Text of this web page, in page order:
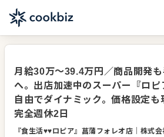
月給30万〜39.4万円／商品開発
へ。出店加速中のスーパー『ロピ
自由でダイナミック。価格設定
完全週休2日
『食生活♥♥ロピア』菖蒲フォレオ店
株式